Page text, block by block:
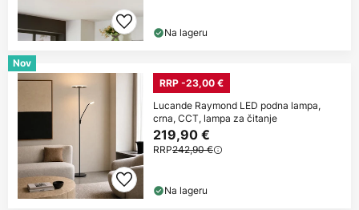
Na lageru
Nov
RRP -23,00 €
Lucande Raymond LED podna lampa,
crna, CCT, lampa za čitanje
219,90 €
RRP242,90 €
Na lageru